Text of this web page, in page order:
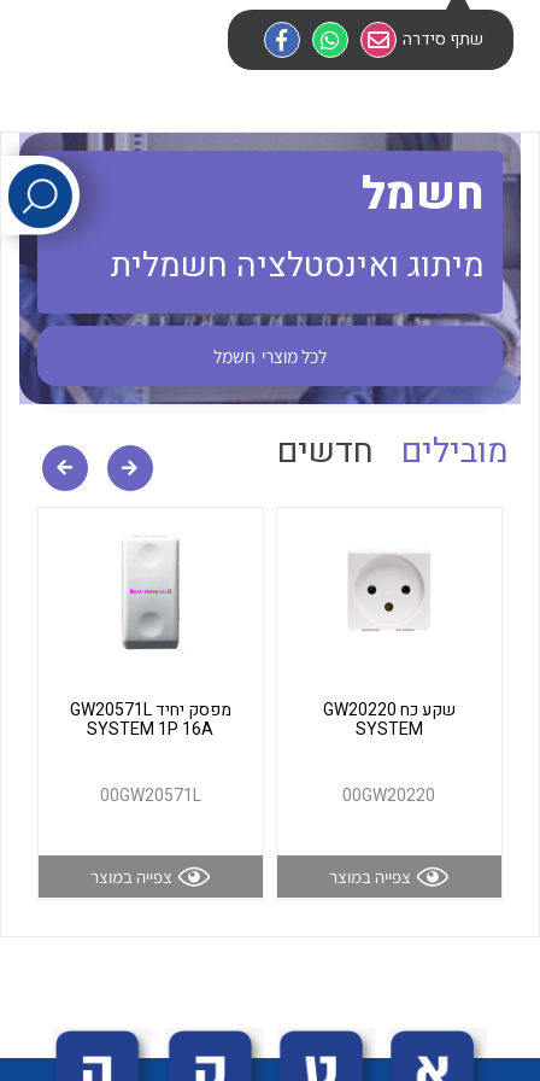
לכל מוצרי היצרן
לכל מוצרי היצרן לכל מוצרי היצרן
שתף סידרה
חשמל
מיתוג ואינסטלציה חשמלית
לכל מוצרי חשמל
מובילים חדשים
שקע כח GW20220
SYSTEM
00GW20220
צפייה במוצר
מפסק יחיד GW20571L
SYSTEM 1P 16A
00GW20571L
צפייה במוצר